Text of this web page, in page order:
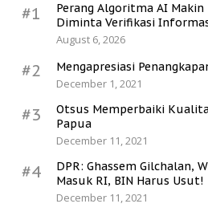
#1
Perang Algoritma AI
Diminta Verifikasi
August 6, 2026
#2
Mengapresiasi
December 1, 2021
#3
Otsus Memperbaiki
Papua
December 11, 2021
#4
DPR: Ghassem Gilchalan,
Masuk RI, BIN Harus Usut!
December 11, 2021